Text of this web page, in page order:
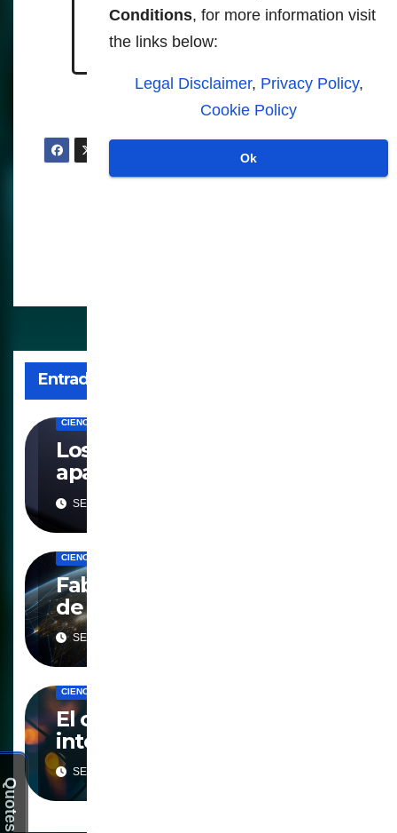
Quotes
Conditions, for more information visit
the links below:
Legal Disclaimer, Privacy Policy,
Cookie Policy
Ok
s-regarding-radiocarbon-
dating/
Entrada relacionada
CIENCIA
Los smartphones incluso
apagados perjudican la salud
SEP 25, 2025
CIENCIA
Fabricando una constelación
de supercomputadoras para
2030
SEP 19, 2025
CIENCIA
El control de los vehículos
inteligentes
SEP 3, 2025